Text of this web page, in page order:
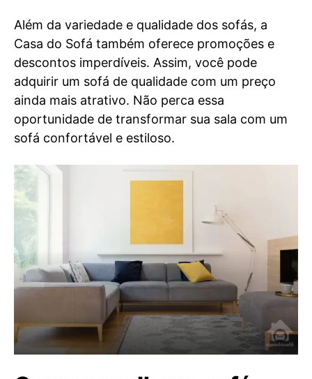
Além da variedade e qualidade dos sofás, a
Casa do Sofá também oferece promoções e
descontos imperdíveis. Assim, você pode
adquirir um sofá de qualidade com um preço
ainda mais atrativo. Não perca essa
oportunidade de transformar sua sala com um
sofá confortável e estiloso.